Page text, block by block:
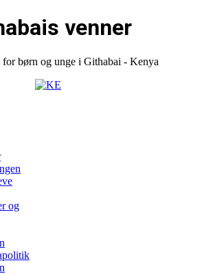
venner
børn og unge i Githabai - Kenya
og